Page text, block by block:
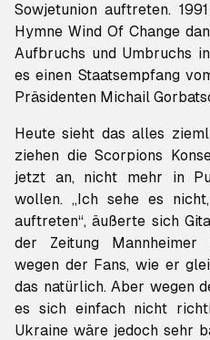
Sowjetunion auftreten.
Hymne Wind Of Change
Aufbruchs und Umbruchs
es einen Staatsempfang
Präsidenten Michail
Heute sieht das alles
ziehen die Scorpions
jetzt an, nicht mehr in
wollen. „Ich sehe es
auftreten“, äußerte sich
der Zeitung Mannheimer
wegen der Fans, wie er
das natürlich. Aber wegen
es sich einfach nicht
Ukraine wäre jedoch sehr